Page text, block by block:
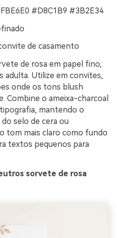
#D8C1B9 #3B2E34
de casamento
de rosa em papel fino,
adulta. Utilize em convites,
onde os tons blush
Combine o ameixa-charcoal
mantendo o
selo de cera ou
tom mais claro como fundo
textos pequenos para
sorvete de rosa